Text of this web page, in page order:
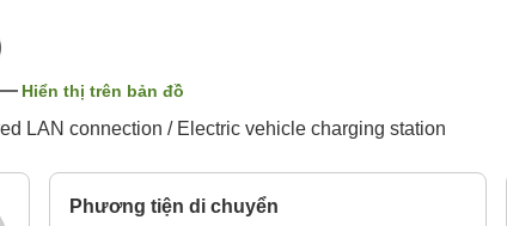
Hiển thị trên bản đồ
LAN connection / Electric vehicle charging station
Phương tiện di chuyển